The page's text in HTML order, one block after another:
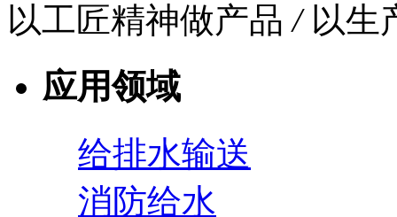
以工匠精神做产品/以生
应用领域
给排水输送
消防给水